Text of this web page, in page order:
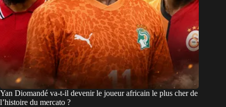
Yan Diomandé va-t-il devenir le joueur africain le plus cher de
l’histoire du mercato ?